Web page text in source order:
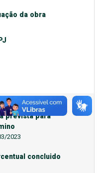
da obra
prevista para
2023
concluido